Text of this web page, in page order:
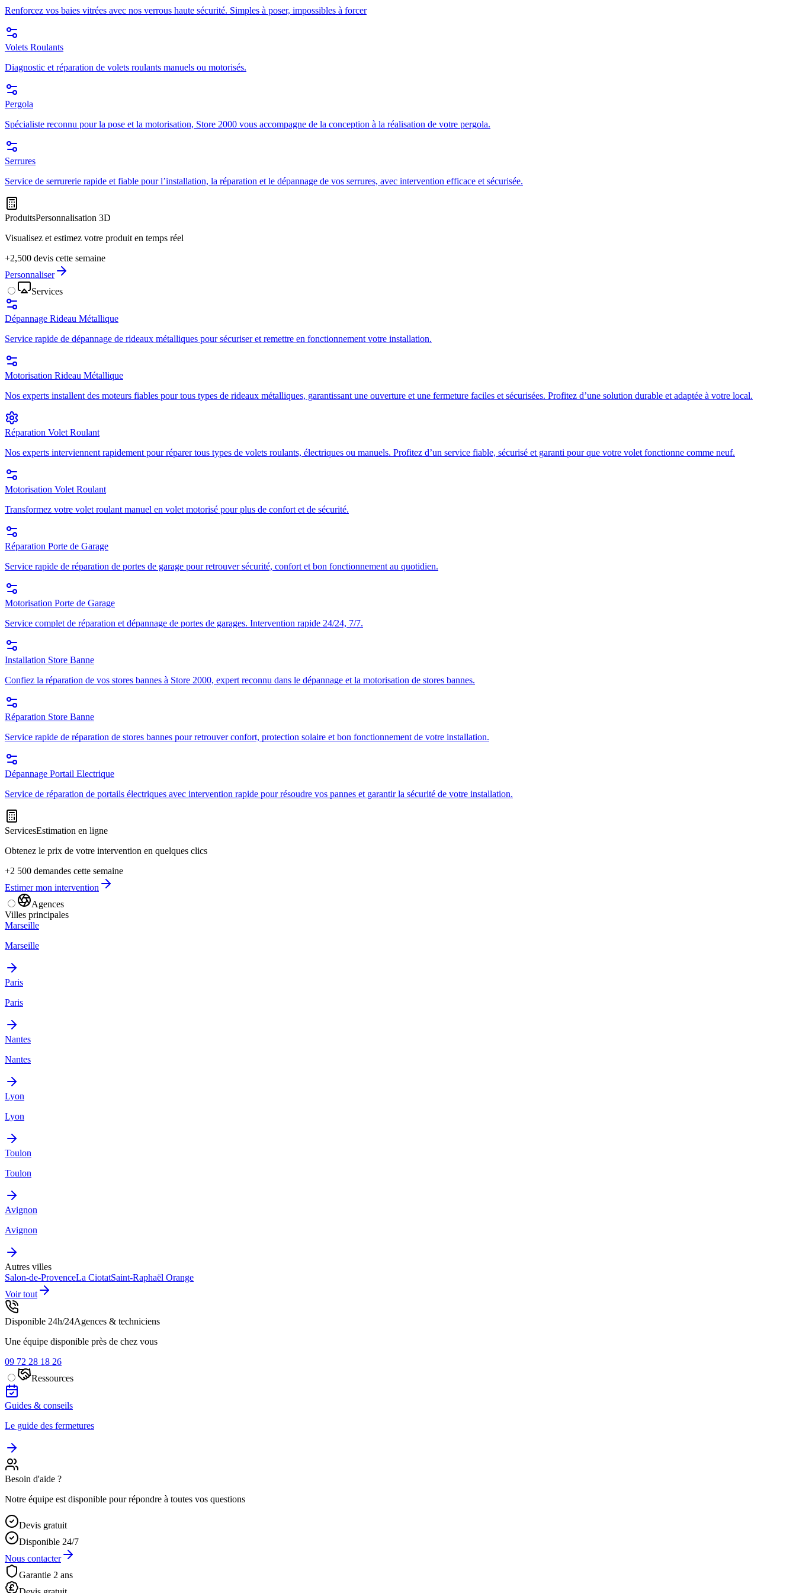
Renforcez vos baies vitrées avec nos verrous haute sécurité. Simples à poser, impossibles à forcer
Volets Roulants
Diagnostic et réparation de volets roulants manuels ou motorisés.
Pergola
Spécialiste reconnu pour la pose et la motorisation, Store 2000 vous accompagne de la conception à la réalisation de votre pergola.
Serrures
Service de serrurerie rapide et fiable pour l’installation, la réparation et le dépannage de vos serrures, avec intervention efficace et sécurisée.
ProduitsPersonnalisation 3D
Visualisez et estimez votre produit en temps réel
+2,500 devis cette semaine
Personnaliser
Services
Dépannage Rideau Métallique
Service rapide de dépannage de rideaux métalliques pour sécuriser et remettre en fonctionnement votre installation.
Motorisation Rideau Métallique
Nos experts installent des moteurs fiables pour tous types de rideaux métalliques, garantissant une ouverture et une fermeture faciles et sécurisées. Profitez d’une solution durable et adaptée à votre local.
Réparation Volet Roulant
Nos experts interviennent rapidement pour réparer tous types de volets roulants, électriques ou manuels. Profitez d’un service fiable, sécurisé et garanti pour que votre volet fonctionne comme neuf.
Motorisation Volet Roulant
Transformez votre volet roulant manuel en volet motorisé pour plus de confort et de sécurité.
Réparation Porte de Garage
Service rapide de réparation de portes de garage pour retrouver sécurité, confort et bon fonctionnement au quotidien.
Motorisation Porte de Garage
Service complet de réparation et dépannage de portes de garages. Intervention rapide 24/24, 7/7.
Installation Store Banne
Confiez la réparation de vos stores bannes à Store 2000, expert reconnu dans le dépannage et la motorisation de stores bannes.
Réparation Store Banne
Service rapide de réparation de stores bannes pour retrouver confort, protection solaire et bon fonctionnement de votre installation.
Dépannage Portail Electrique
Service de réparation de portails électriques avec intervention rapide pour résoudre vos pannes et garantir la sécurité de votre installation.
ServicesEstimation en ligne
Obtenez le prix de votre intervention en quelques clics
+2 500 demandes cette semaine
Estimer mon intervention
Agences
Villes principales
Marseille
Marseille
Paris
Paris
Nantes
Nantes
Lyon
Lyon
Toulon
Toulon
Avignon
Avignon
Autres villes
Salon-de-ProvenceLa CiotatSaint-Raphaël Orange
Voir tout
Disponible 24h/24Agences & techniciens
Une équipe disponible près de chez vous
09 72 28 18 26
Ressources
Guides & conseils
Le guide des fermetures
Besoin d'aide ?
Notre équipe est disponible pour répondre à toutes vos questions
Devis gratuit
Disponible 24/7
Nous contacter
Garantie 2 ans